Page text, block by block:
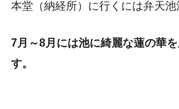
本堂（納経所）に行くには弁天池
7月～8月には池に綺麗な蓮の華
す。